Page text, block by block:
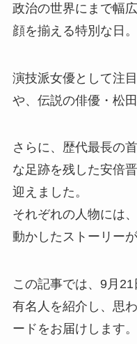
政治の世界にまで幅
顔を揃える特別な日。
演技派女優として注
や、伝説の俳優・松田
さらに、歴代最長の
な足跡を残した安倍
迎えました。
それぞれの人物には
動かしたストーリーが
この記事では、9月
有名人を紹介し、思
ードをお届けします。